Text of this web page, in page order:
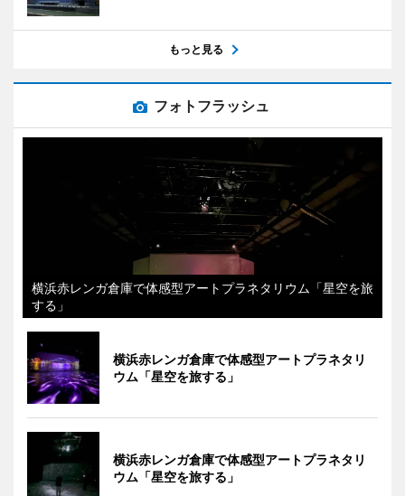
もっと見る
フォトフラッシュ
横浜赤レンガ倉庫で体感型アートプラネタリウム「星空を旅
する」
横浜赤レンガ倉庫で体感型アートプラネタリ
ウム「星空を旅する」
横浜赤レンガ倉庫で体感型アートプラネタリ
ウム「星空を旅する」